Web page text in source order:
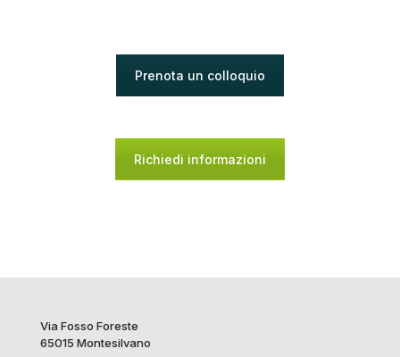
Prenota un colloquio
Richiedi informazioni
Via Fosso Foreste
65015 Montesilvano